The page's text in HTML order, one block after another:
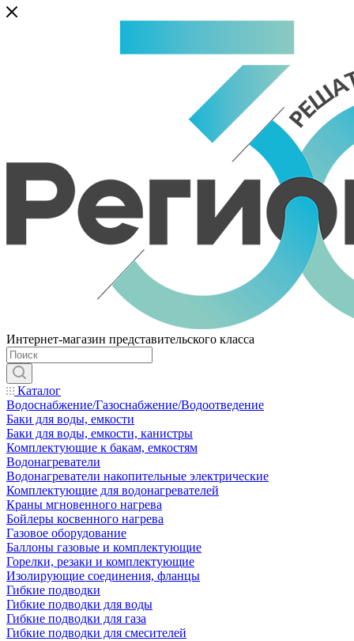
Интернет-магазин представительского класса
Каталог
Водоснабжение/Газоснабжение/Водоотведение
Баки для воды, емкости
Баки для воды, емкости, канистры
Комплектующие к бакам, емкостям
Водонагреватели
Водонагреватели накопительные электрические
Комплектующие для водонагревателей
Краны мгновенного нагрева
Бойлеры косвенного нагрева
Газовое оборудование
Баллоны газовые и комплектующие
Горелки, резаки и комплектующие
Изолирующие соединения, фланцы
Гибкие подводки
Гибкие подводки для воды
Гибкие подводки для газа
Гибкие подводки для смесителей